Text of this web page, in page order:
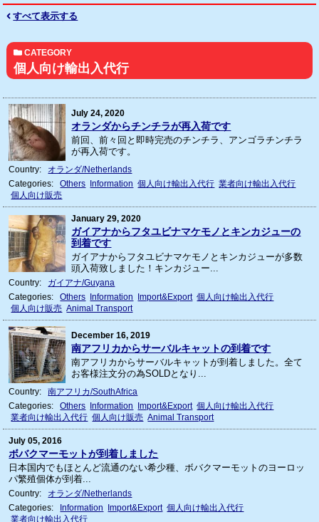
すべて表示する
CATEGORY
個人向け輸出入代行
July 24, 2020
オランダからチンチラが再入荷です
前回、前々回と即時完売のチンチラ、アンゴラチンチラ
が再入荷です。
Country:
オランダ/Netherlands
Categories:
Others Information 個人向け輸出入代行 業者向け輸出入代行
個人向け販売
January 29, 2020
ガイアナからフタユビナマケモノとキンカジューの
到着です
ガイアナからフタユビナマケモノとキンカジューが多数
頭入荷致しました！キンカジュー...
Country:
ガイアナ/Guyana
Categories:
Others Information Import&Export 個人向け輸出入代行
個人向け販売 Animal Transport
December 16, 2019
南アフリカからサーバルキャットの到着です
南アフリカからサーバルキャットが到着しました。全て
お客様注文分の為SOLDとなり...
Country:
南アフリカ/SouthAfrica
Categories:
Others Information Import&Export 個人向け輸出入代行
業者向け輸出入代行 個人向け販売 Animal Transport
July 05, 2016
ボバクマーモットが到着しました
日本国内でもほとんど流通のない希少種、ボバクマーモットのヨーロッ
パ繁殖個体が到着...
Country:
オランダ/Netherlands
Categories:
Information Import&Export 個人向け輸出入代行
業者向け輸出入代行